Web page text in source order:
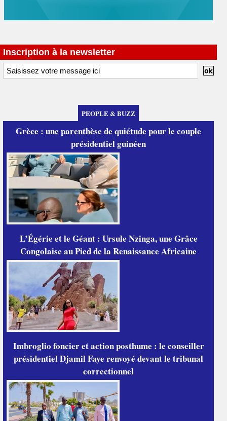
Inscription à la newsletter
PEOPLE & BUZZ
Grèce : une parenthèse de quiétude pour le couple
présidentiel guinéen
L’Égérie et le Géant : Ursule Nzinga, une Grâce
Congolaise au Pied de la Renaissance Africaine
Imbroglio foncier et action posthume : le conseiller
présidentiel Djamil Faye renvoyé devant le tribunal
correctionnel